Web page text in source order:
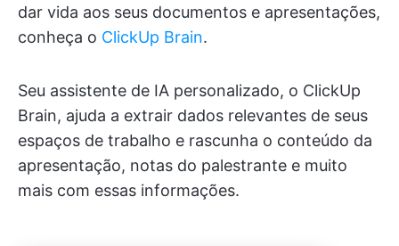
dar vida aos seus documentos e apresentações,
conheça o ClickUp Brain.
Seu assistente de IA personalizado, o ClickUp
Brain, ajuda a extrair dados relevantes de seus
espaços de trabalho e rascunha o conteúdo da
apresentação, notas do palestrante e muito
mais com essas informações.